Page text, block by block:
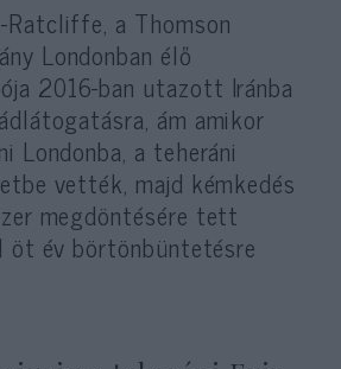
Ratcliffe, a Thomson
Londonban élő
2016-ban utazott Iránba
ám amikor
Londonba, a teheráni
vették, majd kémkedés
megdöntésére tett
öt év börtönbüntetésre